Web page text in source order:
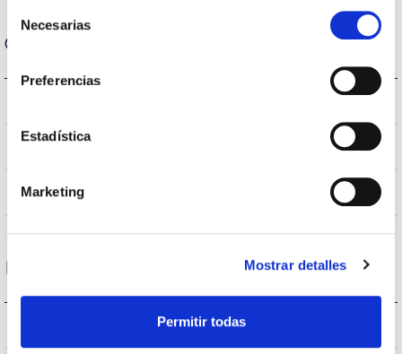
consentimiento
Necesarias
Preferencias
Estadística
Marketing
Mostrar detalles
Permitir todas
Carcasa y Acabado
IP20
Color cuerpo Blanco
Rendimiento
Flujo luminoso (lm)